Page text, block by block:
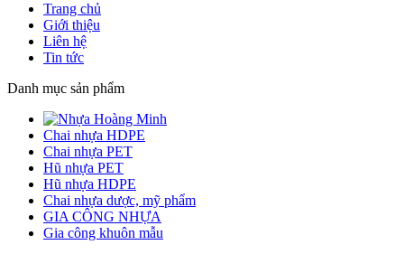
Trang chủ
Giới thiệu
Liên hệ
Tin tức
Danh mục sản phẩm
Chai nhựa HDPE
Chai nhựa PET
Hũ nhựa PET
Hũ nhựa HDPE
Chai nhựa dược, mỹ phẩm
GIA CÔNG NHỰA
Gia công khuôn mẫu